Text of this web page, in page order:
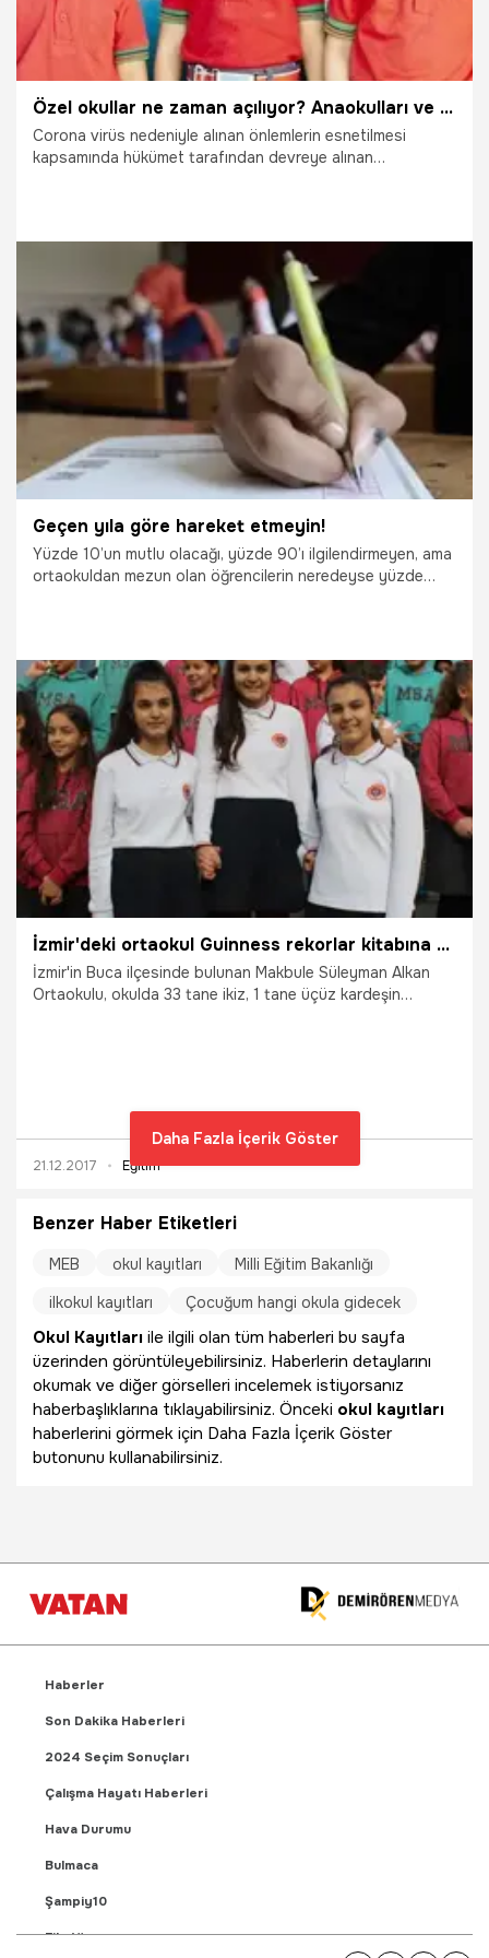
Özel okullar ne zaman açılıyor? Anaokulları ve kreşler ne zaman açılacak? MEB'ten özel okul açıklaması!
Corona virüs nedeniyle alınan önlemlerin esnetilmesi
kapsamında hükümet tarafından devreye alınan
merak ediyor. Milli Eğitim Bakanlığı Özel Öğretim Kurumları
Genel Müdürlüğü özel okullar ile ilgili açıklama yaptı. Peki,
Özel okullar ne zaman açılıyor? İşte özel okullar ile ilgili
merak edilenler...
30.05.2020 Gündem
Geçen yıla göre hareket etmeyin!
Yüzde 10’un mutlu olacağı, yüzde 90’ı ilgilendirmeyen, ama
ortaokuldan mezun olan öğrencilerin neredeyse yüzde
26.06.2018 Gündem
İzmir'deki ortaokul Guinness rekorlar kitabına aday oldu
İzmir'in Buca ilçesinde bulunan Makbule Süleyman Alkan
Ortaokulu, okulda 33 tane ikiz, 1 tane üçüz kardeşin
21.12.2017 Eğitim
Daha Fazla İçerik Göster
Benzer Haber Etiketleri
MEB okul kayıtları
Milli Eğitim Bakanlığı
ilkokul kayıtları
Çocuğum hangi okula gidecek
Okul Kayıtları ile ilgili olan tüm haberleri bu sayfa
üzerinden görüntüleyebilirsiniz. Haberlerin detaylarını
okumak ve diğer görselleri incelemek istiyorsanız
haberbaşlıklarına tıklayabilirsiniz. Önceki okul kayıtları
haberlerini görmek için Daha Fazla İçerik Göster
butonunu kullanabilirsiniz.
Haberler
Son Dakika Haberleri
2024 Seçim Sonuçları
Çalışma Hayatı Haberleri
Hava Durumu
Bulmaca
Şampiy10
Fikstür